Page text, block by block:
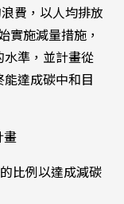
費，以人均排放
實施減量措施，
準，並計畫從
達成碳中和目
畫
比例以達成減碳